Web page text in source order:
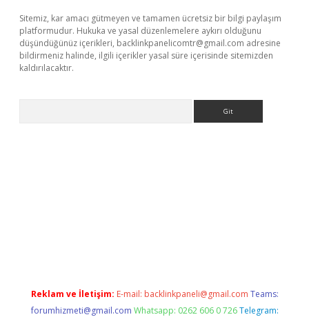
Sitemiz, kar amacı gütmeyen ve tamamen ücretsiz bir bilgi paylaşım
platformudur. Hukuka ve yasal düzenlemelere aykırı olduğunu
düşündüğünüz içerikleri, backlinkpanelicomtr@gmail.com adresine
bildirmeniz halinde, ilgili içerikler yasal süre içerisinde sitemizden
kaldırılacaktır.
Reklam ve İletişim: E-mail: backlinkpaneli@gmail.com Teams:
forumhizmeti@gmail.com Whatsapp: 0262 606 0 726 Telegram: